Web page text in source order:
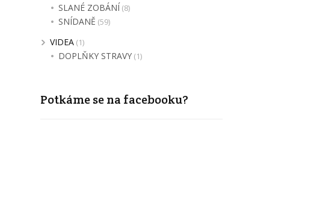
SLANÉ ZOBÁNÍ (8)
SNÍDANĚ (59)
VIDEA (1)
DOPLŇKY STRAVY (1)
Potkáme se na facebooku?